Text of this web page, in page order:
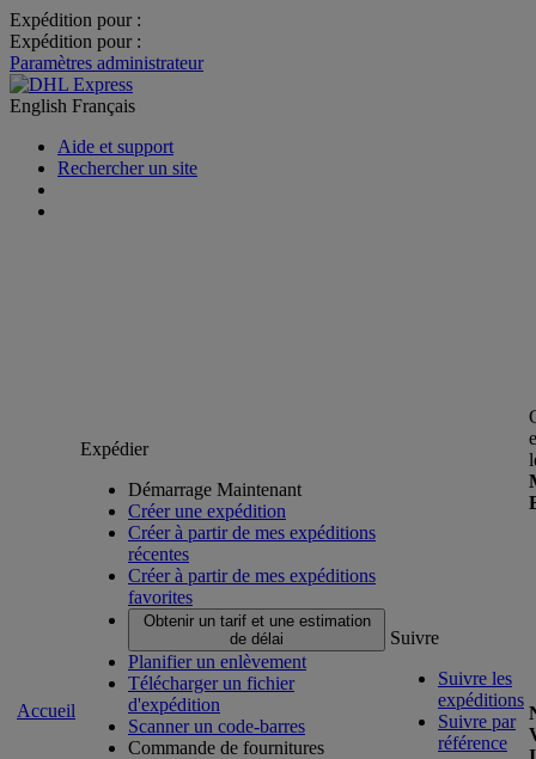
Expédition pour :
Expédition pour :
Paramètres administrateur
English Français
Aide et support
Rechercher un site
Accueil
Expédier
Démarrage Maintenant
Créer une expédition
Créer à partir de mes expéditions
récentes
Créer à partir de mes expéditions
favorites
Obtenir un tarif et une estimation
de délai
Planifier un enlèvement
Télécharger un fichier
d'expédition
Scanner un code-barres
Commande de fournitures
Suivre
Suivre les
expéditions
Suivre par
référence